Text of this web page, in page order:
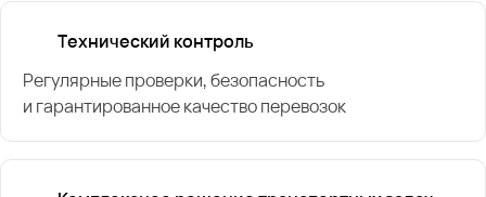
Технический контроль
Регулярные проверки, безопасность
и гарантированное качество перевозок